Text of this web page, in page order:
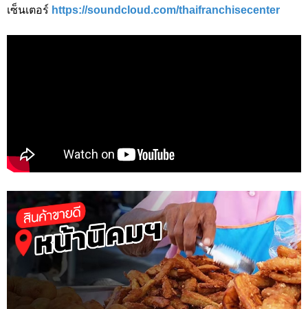
เซ็นเตอร์ https://soundcloud.com/thaifranchisecenter